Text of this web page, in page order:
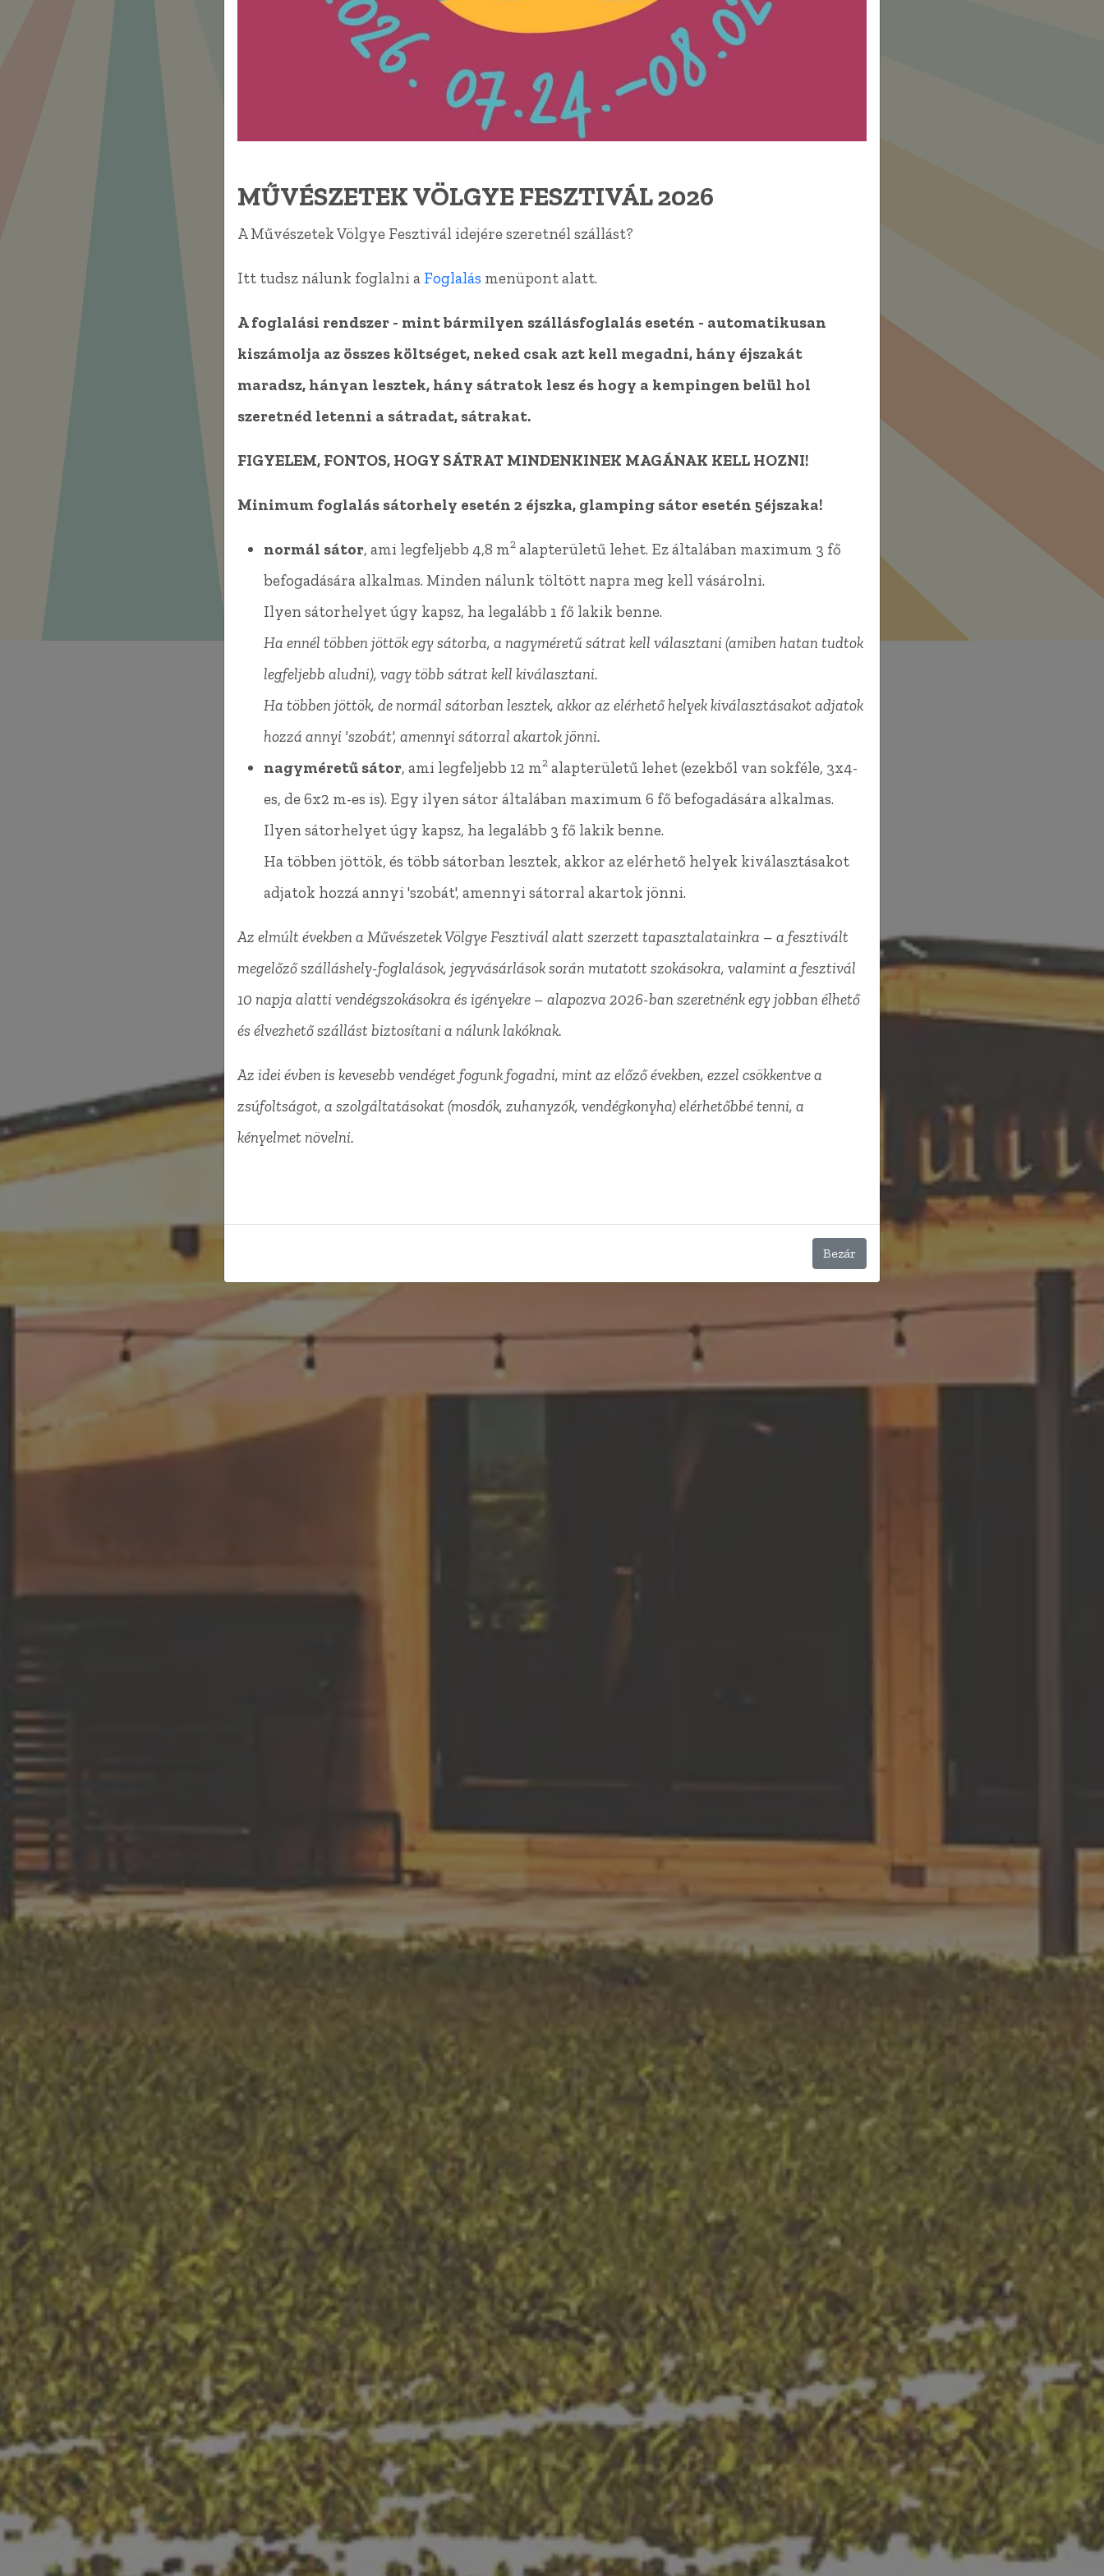
Itt Kapolcs legjobb
kilátása a Tied!
MŰVÉSZETEK VÖLGYE FESZTIVÁL 2026
A Művészetek Völgye Fesztivál idejére szeretnél szállást?
Itt tudsz nálunk foglalni a Foglalás menüpont alatt.
A foglalási rendszer - mint bármilyen szállásfoglalás esetén - automatikusan
kiszámolja az összes költséget, neked csak azt kell megadni, hány éjszakát
maradsz, hányan lesztek, hány sátratok lesz és hogy a kempingen belül hol
szeretnéd letenni a sátradat, sátrakat.
FIGYELEM, FONTOS, HOGY SÁTRAT MINDENKINEK MAGÁNAK KELL HOZNI!
Minimum foglalás sátorhely esetén 2 éjszka, glamping sátor esetén 5éjszaka!
normál sátor, ami legfeljebb 4,8 m2 alapterületű lehet. Ez általában maximum 3 fő
befogadására alkalmas. Minden nálunk töltött napra meg kell vásárolni.
Ilyen sátorhelyet úgy kapsz, ha legalább 1 fő lakik benne.
Ha ennél többen jöttök egy sátorba, a nagyméretű sátrat kell választani (amiben hatan tudtok
legfeljebb aludni), vagy több sátrat kell kiválasztani.
Ha többen jöttök, de normál sátorban lesztek, akkor az elérhető helyek kiválasztásakot adjatok
hozzá annyi 'szobát', amennyi sátorral akartok jönni.
nagyméretű sátor, ami legfeljebb 12 m2 alapterületű lehet (ezekből van sokféle, 3x4-
es, de 6x2 m-es is). Egy ilyen sátor általában maximum 6 fő befogadására alkalmas.
Ilyen sátorhelyet úgy kapsz, ha legalább 3 fő lakik benne.
Ha többen jöttök, és több sátorban lesztek, akkor az elérhető helyek kiválasztásakot
adjatok hozzá annyi 'szobát', amennyi sátorral akartok jönni.
Az elmúlt években a Művészetek Völgye Fesztivál alatt szerzett tapasztalatainkra – a fesztivált
megelőző szálláshely-foglalások, jegyvásárlások során mutatott szokásokra, valamint a fesztivál
10 napja alatti vendégszokásokra és igényekre – alapozva 2026-ban szeretnénk egy jobban élhető
és élvezhető szállást biztosítani a nálunk lakóknak.
Az idei évben is kevesebb vendéget fogunk fogadni, mint az előző években, ezzel csökkentve a
zsúfoltságot, a szolgáltatásokat (mosdók, zuhanyzók, vendégkonyha) elérhetőbbé tenni, a
kényelmet növelni.
Bezár